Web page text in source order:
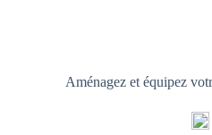
Aménagez et équipez